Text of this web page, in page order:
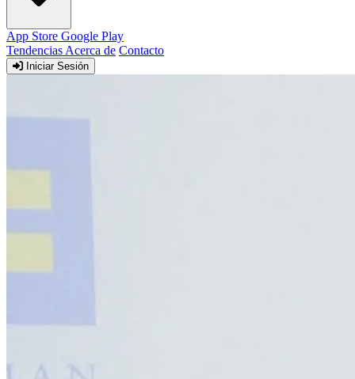
App Store Google Play
Tendencias Acerca de Contacto
Iniciar Sesión